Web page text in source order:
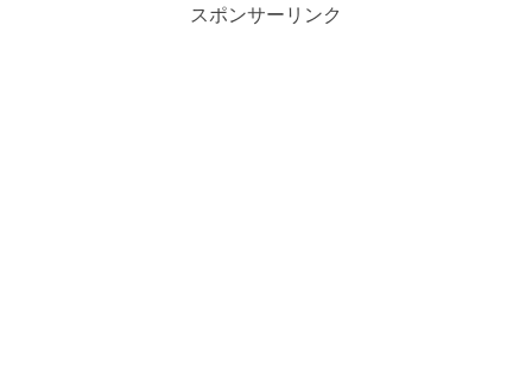
スポンサーリンク